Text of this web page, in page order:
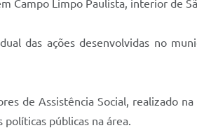
Campo Limpo Paulista, interior de
das ações desenvolvidas no
de Assistência Social, realizado na
públicas na área.